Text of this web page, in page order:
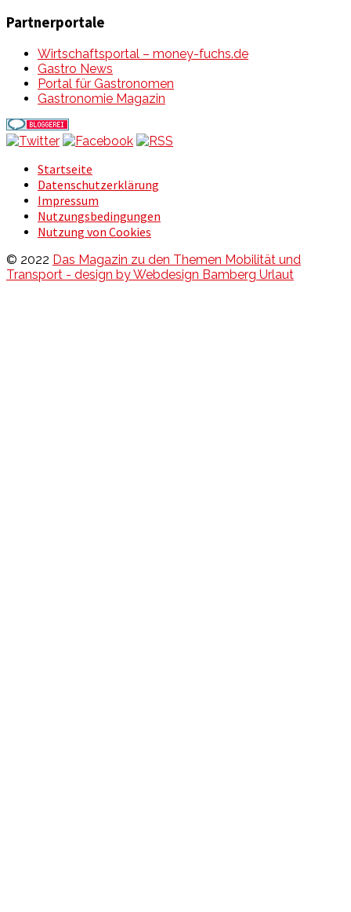
Partnerportale
Wirtschaftsportal – money-fuchs.de
Gastro News
Portal für Gastronomen
Gastronomie Magazin
Startseite
Datenschutzerklärung
Impressum
Nutzungsbedingungen
Nutzung von Cookies
© 2022 Das Magazin zu den Themen Mobilität und
Transport - design by Webdesign Bamberg Urlaut